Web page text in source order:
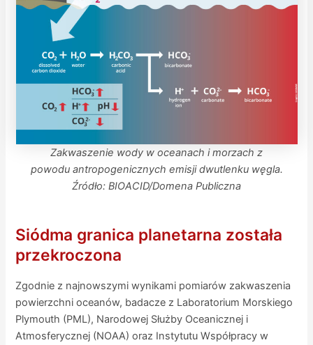
Zakwaszenie wody w oceanach i morzach z
powodu antropogenicznych emisji dwutlenku węgla.
Źródło: BIOACID/Domena Publiczna
Siódma granica planetarna została
przekroczona
Zgodnie z najnowszymi wynikami pomiarów zakwaszenia
powierzchni oceanów, badacze z Laboratorium Morskiego
Plymouth (PML), Narodowej Służby Oceanicznej i
Atmosferycznej (NOAA) oraz Instytutu Współpracy w